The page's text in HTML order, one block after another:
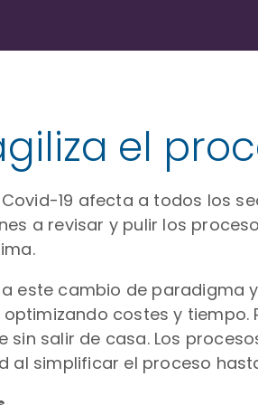
el
19 afecta a todos los
a revisar y pulir los
este cambio de paradigma
costes y
salir de casa. Los
simplificar el proceso